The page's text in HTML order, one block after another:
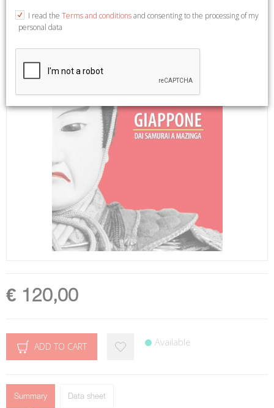
€ 120,00
ADD TO CART Available
Summary Data sheet
I read the Terms and conditionsand consenting to the processing of my
personal data